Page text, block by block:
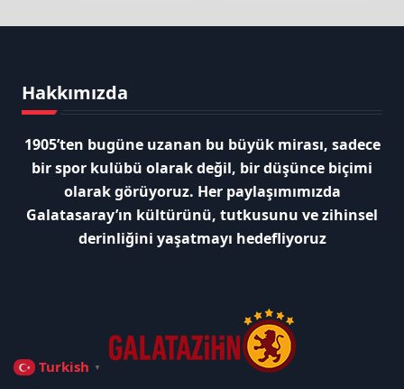
Hakkımızda
1905’ten bugüne uzanan bu büyük mirası, sadece
bir spor kulübü olarak değil, bir düşünce biçimi
olarak görüyoruz. Her paylaşımımızda
Galatasaray’ın kültürünü, tutkusunu ve zihinsel
derinliğini yaşatmayı hedefliyoruz
Turkish ▼